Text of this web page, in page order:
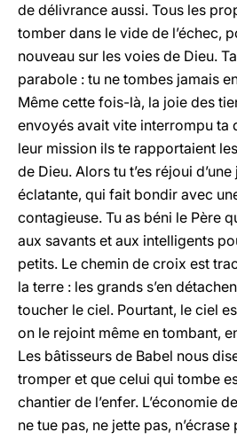
de délivrance aussi. Tous les
tomber dans le vide de l’échec,
nouveau sur les voies de Dieu.
parabole : tu ne tombes jamais
Même cette fois-là, la joie des
envoyés avait vite interrompu ta
leur mission ils te rapportaient
de Dieu. Alors tu t’es réjoui
éclatante, qui fait bondir avec
contagieuse. Tu as béni le Père
aux savants et aux intelligents
petits. Le chemin de croix est
la terre : les grands s’en
toucher le ciel. Pourtant, le ciel
on le rejoint même en tombant,
Les bâtisseurs de Babel nous
tromper et que celui qui tombe
chantier de l’enfer. L’économie
ne tue pas, ne jette pas,